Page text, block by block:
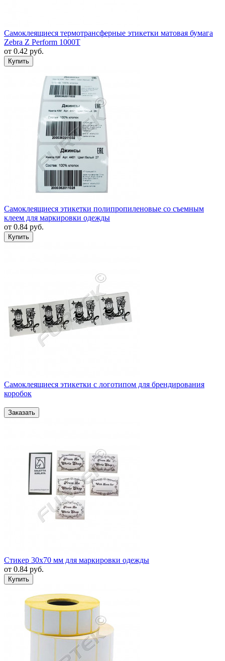
Самоклеящиеся термотрансферные этикетки матовая бумага
Zebra Z Perform 1000T
от 0.42 руб.
Самоклеящиеся этикетки полипропиленовые со съемным
клеем для маркировки одежды
от 0.84 руб.
Самоклеящиеся этикетки с логотипом для брендирования
коробок
Стикер 30х70 мм для маркировки одежды
от 0.84 руб.